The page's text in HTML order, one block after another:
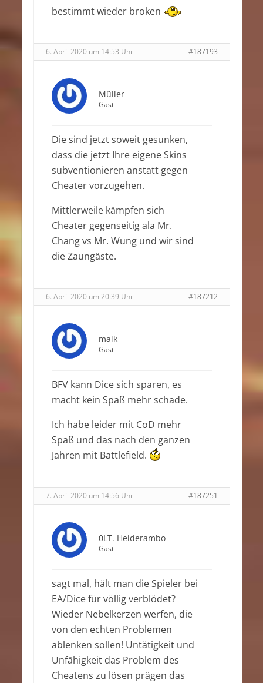
bestimmt wieder broken
6. April 2020 um 14:53 Uhr #187193
Müller
Gast
Die sind jetzt soweit gesunken,
dass die jetzt Ihre eigene Skins
subventionieren anstatt gegen
Cheater vorzugehen.
Mittlerweile kämpfen sich
Cheater gegenseitig ala Mr.
Chang vs Mr. Wung und wir sind
die Zaungäste.
6. April 2020 um 20:39 Uhr #187212
maik
Gast
BFV kann Dice sich sparen, es
macht kein Spaß mehr schade.
Ich habe leider mit CoD mehr
Spaß und das nach den ganzen
Jahren mit Battlefield.
7. April 2020 um 14:56 Uhr #187251
0LT. Heiderambo
Gast
sagt mal, hält man die Spieler bei
EA/Dice für völlig verblödet?
Wieder Nebelkerzen werfen, die
von den echten Problemen
ablenken sollen! Untätigkeit und
Unfähigkeit das Problem des
Cheatens zu lösen prägen das